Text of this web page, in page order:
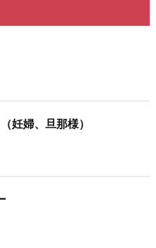
妊婦、旦那様）